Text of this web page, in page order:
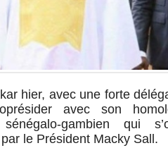
hier, avec une forte
avec son
gambien qui
le Président Macky Sall.